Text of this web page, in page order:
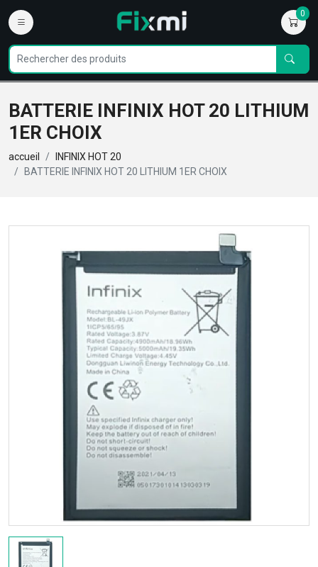
0
BATTERIE INFINIX HOT 20 LITHIUM
1ER CHOIX
accueil
INFINIX HOT 20
BATTERIE INFINIX HOT 20 LITHIUM 1ER CHOIX